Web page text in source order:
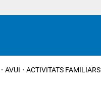
AVUI ACTIVITATS FAMILIARS